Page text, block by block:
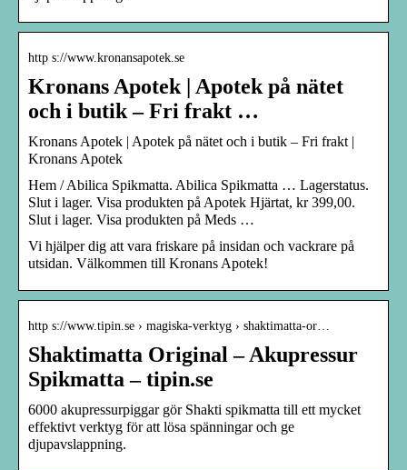
http s://www.kronansapotek.se
Kronans Apotek | Apotek på nätet
och i butik – Fri frakt …
Kronans Apotek | Apotek på nätet och i butik – Fri frakt |
Kronans Apotek
Hem / Abilica Spikmatta. Abilica Spikmatta … Lagerstatus.
Slut i lager. Visa produkten på Apotek Hjärtat, kr 399,00.
Slut i lager. Visa produkten på Meds …
Vi hjälper dig att vara friskare på insidan och vackrare på
utsidan. Välkommen till Kronans Apotek!
http s://www.tipin.se › magiska-verktyg › shaktimatta-or…
Shaktimatta Original – Akupressur
Spikmatta – tipin.se
6000 akupressurpiggar gör Shakti spikmatta till ett mycket
effektivt verktyg för att lösa spänningar och ge
djupavslappning.